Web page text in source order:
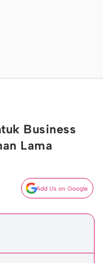
Business
Lama
Add Us on Google